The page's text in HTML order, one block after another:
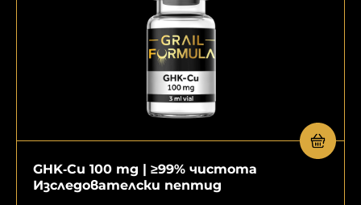
GHK‑Cu 100 mg | ≥99% чистота
Изследователски пептид